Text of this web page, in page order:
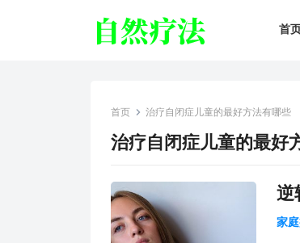
首
首页 治疗自闭症儿童的最好方法有哪些
治疗自闭症儿童的最好
逆
家